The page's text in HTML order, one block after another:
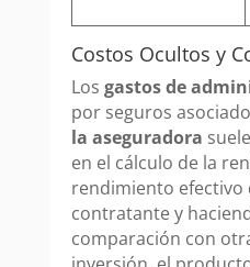
Costos Ocultos y
Los gastos de
por seguros
la aseguradora
en el cálculo de la
rendimiento efectivo
contratante y
comparación con